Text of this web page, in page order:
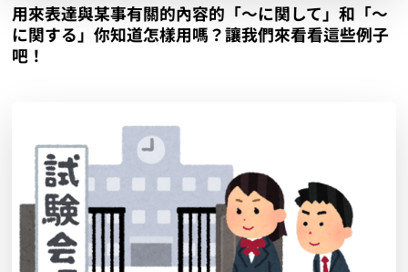
用來表達與某事有關的內容的「〜に関して」和「〜
に関する」你知道怎樣用嗎？讓我們來看看這些例子
吧！